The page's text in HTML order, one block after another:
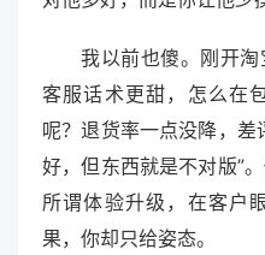
我以前也傻。刚开
客服话术更甜，怎么在
呢？退货率一点没降，差
好，但东西就是不对版”
所谓体验升级，在客户
果，你却只给姿态。